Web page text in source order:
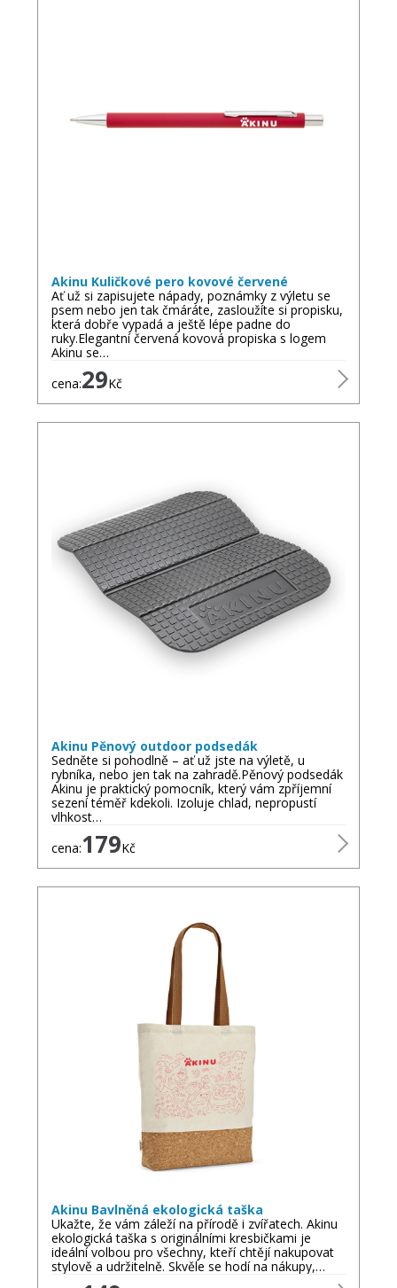
Akinu Kuličkové pero kovové červené
Ať už si zapisujete nápady, poznámky z výletu se
psem nebo jen tak čmáráte, zasloužíte si propisku,
která dobře vypadá a ještě lépe padne do
ruky.Elegantní červená kovová propiska s logem
Akinu se…
cena:29Kč
Akinu Pěnový outdoor podsedák
Sedněte si pohodlně – ať už jste na výletě, u
rybníka, nebo jen tak na zahradě.Pěnový podsedák
Akinu je praktický pomocník, který vám zpříjemní
sezení téměř kdekoli. Izoluje chlad, nepropustí
vlhkost…
cena:179Kč
Akinu Bavlněná ekologická taška
Ukažte, že vám záleží na přírodě i zvířatech. Akinu
ekologická taška s originálními kresbičkami je
ideální volbou pro všechny, kteří chtějí nakupovat
stylově a udržitelně. Skvěle se hodí na nákupy,…